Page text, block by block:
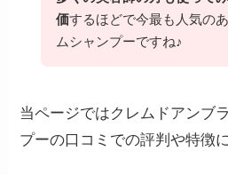
価するほどで今最も人気の
ムシャンプーですね♪
当ページではクレムドアンブ
プーの口コミでの評判や特徴